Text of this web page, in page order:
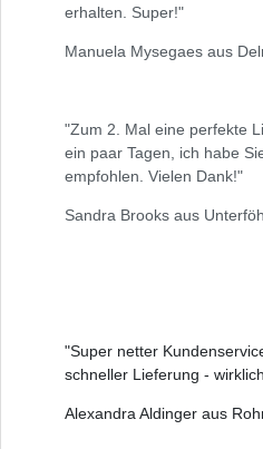
erhalten. Super!"
Manuela Mysegaes aus
"Zum 2. Mal eine perfekte
ein paar Tagen, ich habe
empfohlen. Vielen Dank!"
Sandra Brooks aus
"Super netter
schneller Lieferung -
Alexandra Aldinger aus